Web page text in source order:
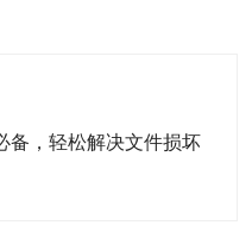
备，轻松解决文件损坏